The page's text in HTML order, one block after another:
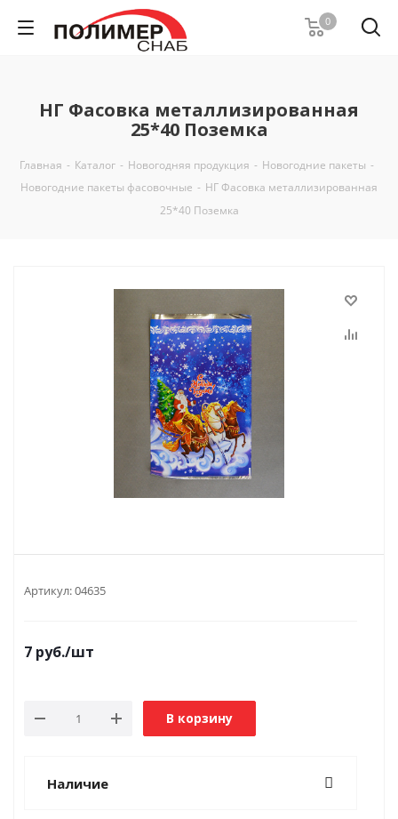
0
НГ Фасовка металлизированная
25*40 Поземка
Главная - Каталог - Новогодняя продукция - Новогодние пакеты -
Новогодние пакеты фасовочные - НГ Фасовка металлизированная
25*40 Поземка
Артикул:04635
7 руб./шт
В корзину
Наличие